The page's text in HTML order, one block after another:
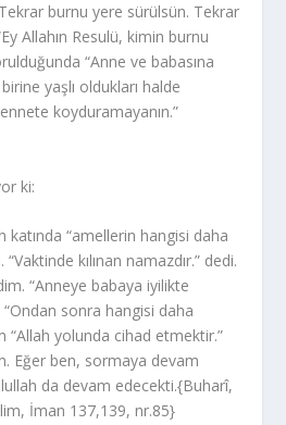
burnu yere sürülsün. Tekrar
Allahın Resulü, kimin burnu
“Anne ve babasına
yaşlı oldukları halde
koyduramayanın.”
ki:
katında “amellerin hangisi daha
kılınan namazdır.” dedi.
“Anneye babaya iyilikte
“Ondan sonra hangisi daha
“Allah yolunda cihad etmektir.”
Eğer ben, sormaya devam
da devam edecekti.{Buharî,
İman 137,139, nr.85}